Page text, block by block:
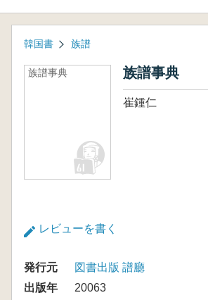
韓国書 族譜
族譜事典 族譜事典
崔鍾仁
レビューを書く
発行元
図書出版 譜廳
出版年
20063